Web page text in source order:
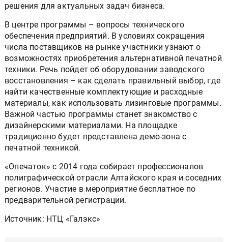
решения для актуальных задач бизнеса.
В центре программы – вопросы технического
обеспечения предприятий. В условиях сокращения
числа поставщиков на рынке участники узнают о
возможностях приобретения альтернативной печатной
техники. Речь пойдет об оборудовании заводского
восстановления – как сделать правильный выбор, где
найти качественные комплектующие и расходные
материалы, как использовать лизинговые программы.
Важной частью программы станет знакомство с
дизайнерскими материалами. На площадке
традиционно будет представлена демо-зона с
печатной техникой.
«Опечаток» с 2014 года собирает профессионалов
полиграфической отрасли Алтайского края и соседних
регионов. Участие в мероприятие бесплатное по
предварительной регистрации.
Источник: НТЦ «Галэкс»